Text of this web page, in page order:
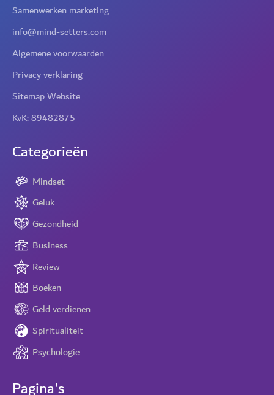
Samenwerken marketing
info@mind-setters.com
Algemene voorwaarden
Privacy verklaring
Sitemap Website
KvK: 89482875
Categorieën
Mindset
Geluk
Gezondheid
Business
Review
Boeken
Geld verdienen
Spiritualiteit
Psychologie
Pagina's